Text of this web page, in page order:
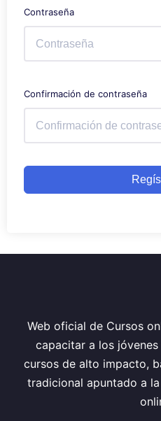
Contraseña
Confirmación de contraseña
Web oficial de Cursos
capacitar a los
cursos de alto impacto,
tradicional apuntado a